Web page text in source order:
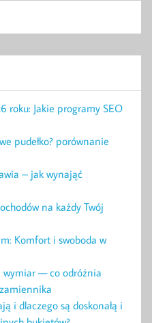
roku: Jakie programy SEO
pudełko? porównanie
– jak wynająć
na każdy Twój
Komfort i swoboda w
wymiar — co odróżnia
i dlaczego są doskonałą i